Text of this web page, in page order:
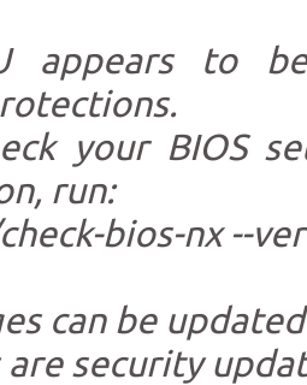
appears to
your BIOS
run:
bios-nx --
can be
are security